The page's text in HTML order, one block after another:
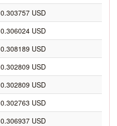
0.303757 USD
0.306024 USD
0.308189 USD
0.302809 USD
0.302809 USD
0.302763 USD
0.306937 USD